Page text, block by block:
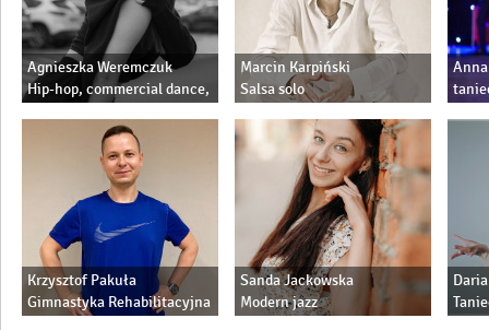
Agnieszka Weremczuk
Hip-hop, commercial dance,
Marcin Karpiński
Salsa solo
Salsa bachata w parach
Taniec użytkowy
Krzysztof Pakuła
Gimnastyka Rehabilitacyjna
Sanda Jackowska
Modern jazz